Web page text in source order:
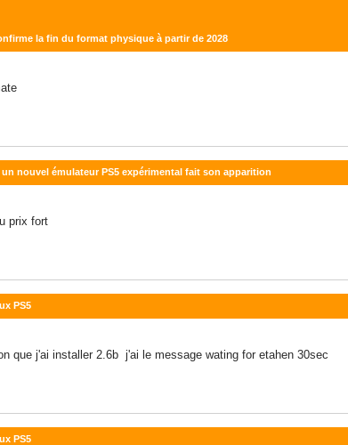
la fin du format physique à partir de 2028
nouvel émulateur PS5 expérimental fait son apparition
prix fort
PS5
que j'ai installer 2.6b j'ai le message wating for etahen 30sec
PS5